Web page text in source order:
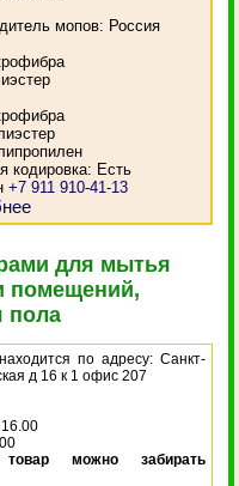
мопов: Россия
кодировка: Есть
+7 911 910-41-13
для мытья
помещений,
пола
находится по адресу: Санкт-
д 16 к 1 офис 207
можно забирать